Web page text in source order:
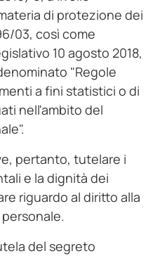
di protezione dei
03, così come
10 agosto 2018,
"Regole
a fini statistici o di
nell'ambito del
pertanto, tutelare i
e la dignità dei
riguardo al diritto alla
del segreto